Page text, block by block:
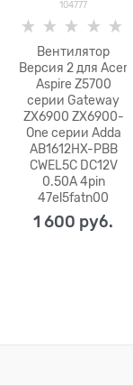
104777
Вентилятор
Версия 2 для Acer
Aspire Z5700
серии Gateway
ZX6900 ZX6900-
One серии Adda
AB1612HX-PBB
CWEL5C DC12V
0.50A 4pin
47el5fatn00
1 600 руб.